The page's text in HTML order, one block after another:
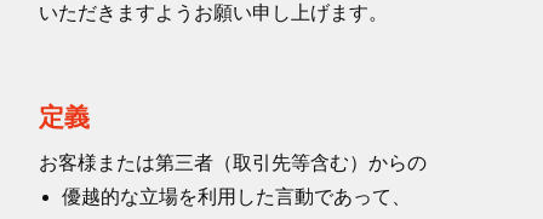
いただきますようお願い申し上げます。
定義
お客様または第三者（取引先等含む）からの
優越的な立場を利用した言動であって、